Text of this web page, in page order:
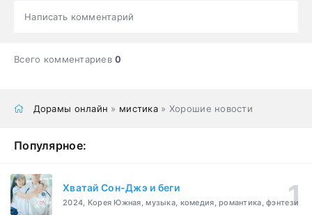
Написать комментарий
Всего комментариев0
Дорамы онлайн » мистика » Хорошие новости
Популярное:
Хватай Сон-Джэ и беги
2024, Корея Южная, музыка, комедия, романтика, фэнтези